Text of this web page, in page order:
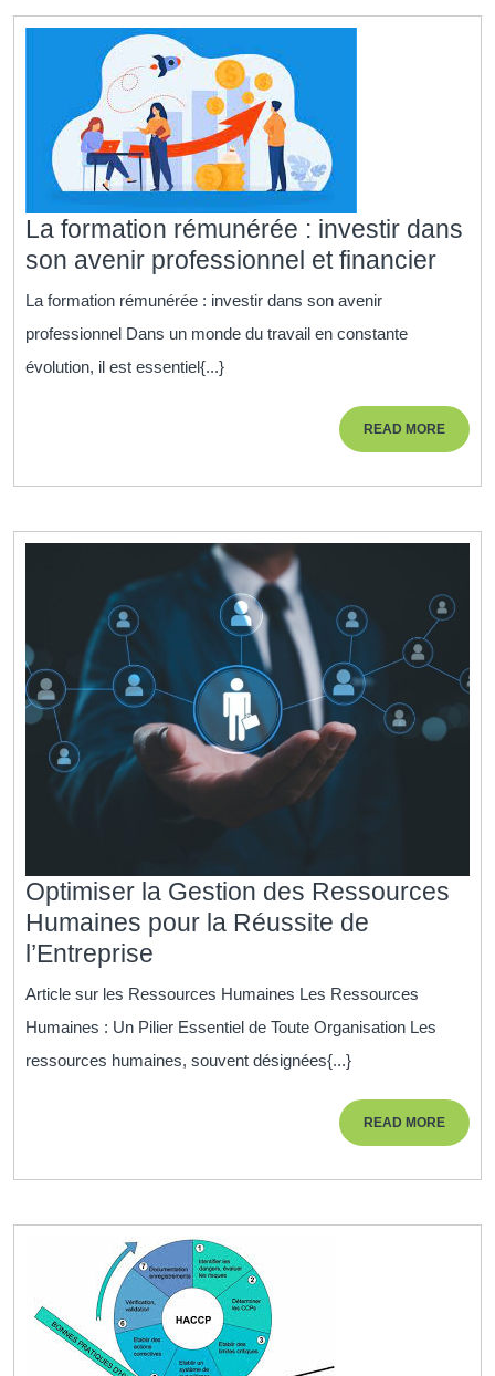
La formation rémunérée : investir dans
son avenir professionnel et financierLa
dans
son
et
La formation rémunérée : investir dans son avenir
professionnel Dans un monde du travail en constante
évolution, il est essentiel{...}
READ MOREREAD
MORE
Optimiser la Gestion des Ressources
Humaines pour la Réussite de
l’Entreprise
Gestion
Ressources
de
l’Entreprise
Article sur les Ressources Humaines Les Ressources
Humaines : Un Pilier Essentiel de Toute Organisation Les
ressources humaines, souvent désignées{...}
READ MOREREAD
MORE